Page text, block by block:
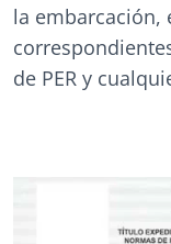
la embarcación,
de PER y